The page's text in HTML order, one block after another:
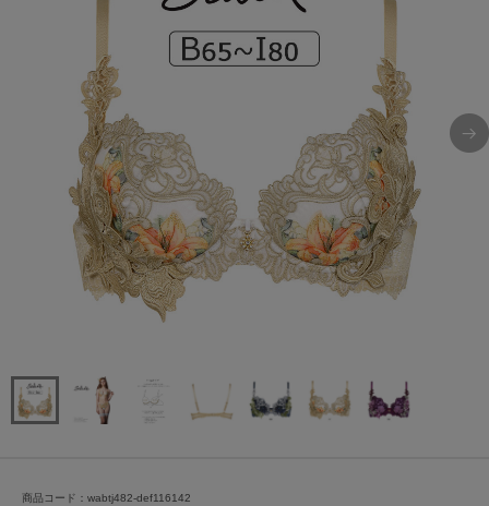
商品コード：wabtj482-def116142